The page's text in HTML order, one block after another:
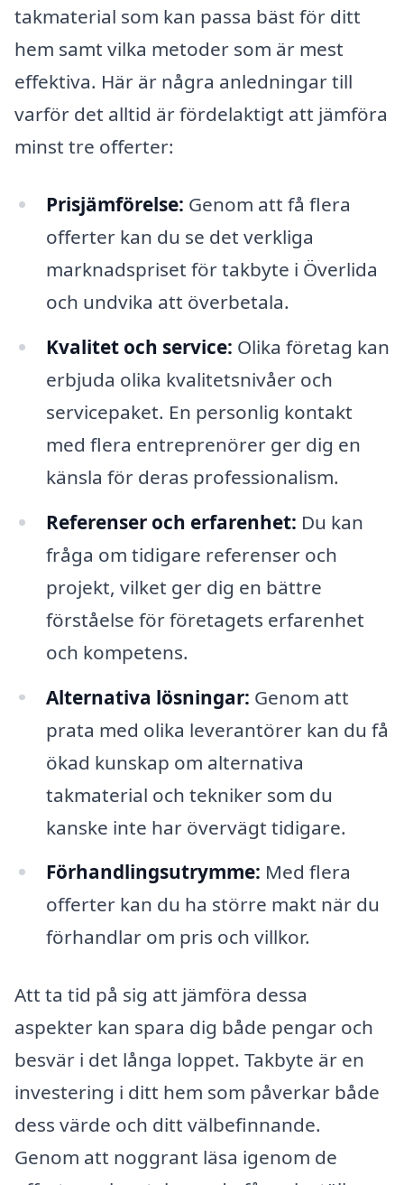
takmaterial som kan passa bäst för ditt
hem samt vilka metoder som är mest
effektiva. Här är några anledningar till
varför det alltid är fördelaktigt att jämföra
minst tre offerter:
Prisjämförelse: Genom att få flera
offerter kan du se det verkliga
marknadspriset för takbyte i Överlida
och undvika att överbetala.
Kvalitet och service: Olika företag kan
erbjuda olika kvalitetsnivåer och
servicepaket. En personlig kontakt
med flera entreprenörer ger dig en
känsla för deras professionalism.
Referenser och erfarenhet: Du kan
fråga om tidigare referenser och
projekt, vilket ger dig en bättre
förståelse för företagets erfarenhet
och kompetens.
Alternativa lösningar: Genom att
prata med olika leverantörer kan du få
ökad kunskap om alternativa
takmaterial och tekniker som du
kanske inte har övervägt tidigare.
Förhandlingsutrymme: Med flera
offerter kan du ha större makt när du
förhandlar om pris och villkor.
Att ta tid på sig att jämföra dessa
aspekter kan spara dig både pengar och
besvär i det långa loppet. Takbyte är en
investering i ditt hem som påverkar både
dess värde och ditt välbefinnande.
Genom att noggrant läsa igenom de